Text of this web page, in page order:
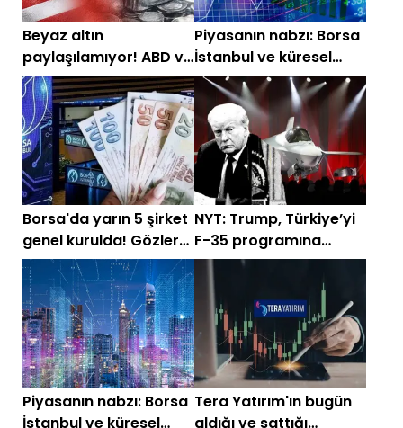
Beyaz altın
paylaşılamıyor! ABD ve
Çin fiyat patlaması
yaşatabilir
Piyasanın nabzı: Borsa
İstanbul ve küresel
piyasalarda gün
başlarken (8 Temmuz)
Borsa'da yarın 5 şirket
genel kurulda! Gözler
temettü kararlarında
NYT: Trump, Türkiye’yi
F-35 programına
döndürmeye
hazırlanıyor
Piyasanın nabzı: Borsa
İstanbul ve küresel
Tera Yatırım'ın bugün
aldığı ve sattığı